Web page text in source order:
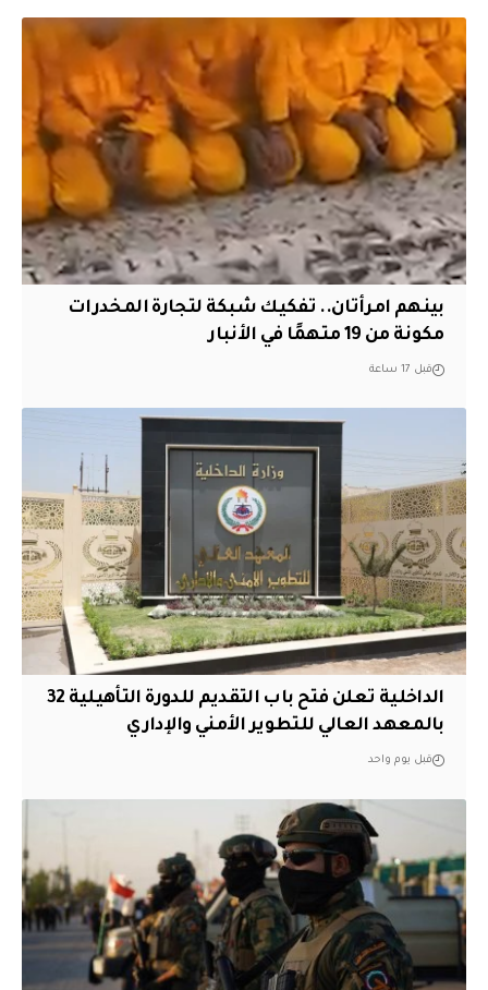
بينهم امرأتان.. تفكيك شبكة لتجارة المخدرات
مكونة من 19 متهمًا في الأنبار
قبل 17 ساعة
الداخلية تعلن فتح باب التقديم للدورة التأهيلية 32
بالمعهد العالي للتطوير الأمني والإداري
قبل يوم واحد